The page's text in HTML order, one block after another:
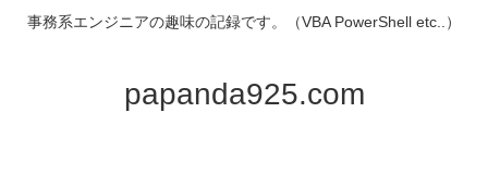
事務系エンジニアの趣味の記録です。（VBA PowerShell etc..）
papanda925.com